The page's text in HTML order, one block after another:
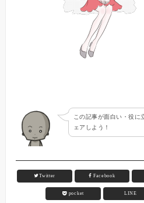
この記事が面白い・役に
ェアしよう！
Twitter Facebook
pocket LINE